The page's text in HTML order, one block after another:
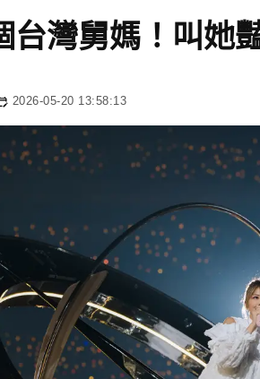
台灣舅媽！叫
2026-05-20 13:58:13